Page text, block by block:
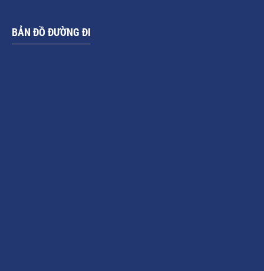
BẢN ĐỒ ĐƯỜNG ĐI